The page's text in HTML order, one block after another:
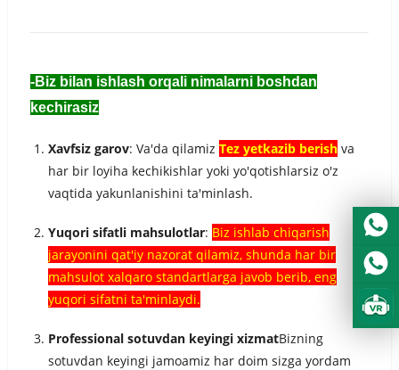
-Biz bilan ishlash orqali nimalarni boshdan
kechirasiz
Xavfsiz garov: Va'da qilamiz Tez yetkazib berishva
har bir loyiha kechikishlar yoki yo'qotishlarsiz o'z
vaqtida yakunlanishini ta'minlash.
Yuqori sifatli mahsulotlar: Biz ishlab chiqarish
jarayonini qat'iy nazorat qilamiz, shunda har bir
mahsulot xalqaro standartlarga javob berib, eng
yuqori sifatni ta'minlaydi.
Professional sotuvdan keyingi xizmatBizning
sotuvdan keyingi jamoamiz har doim sizga yordam